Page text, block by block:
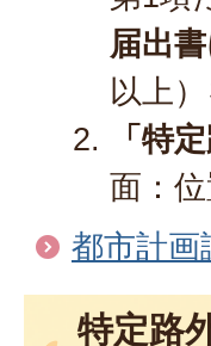
届出
以上
「特
面：
都市計画
特定路